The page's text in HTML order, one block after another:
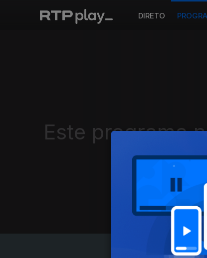
DIRETO
Este programa